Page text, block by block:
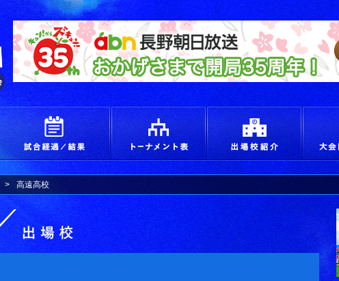
燃えろ！青春 つかめ甲子園
動画 試合経過＆結果 トーナメント 出場校
高遠高校
出場校詳細